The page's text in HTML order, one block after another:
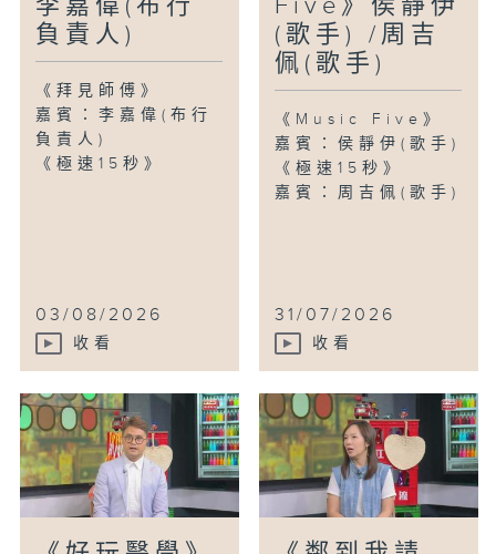
李嘉偉(布行
負責人)
《拜見師傅》
嘉賓：李嘉偉(布行
負責人)
《極速15秒》
03/08/2026
收看
Five》侯靜伊
(歌手) /周吉
佩(歌手)
《Music Five》
嘉賓：侯靜伊(歌手)
《極速15秒》
嘉賓：周吉佩(歌手)
31/07/2026
收看